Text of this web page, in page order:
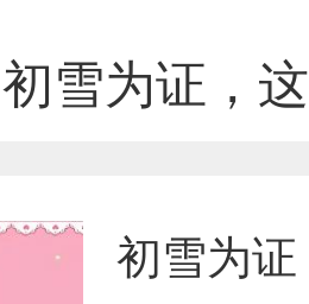
初雪为证，
初雪为